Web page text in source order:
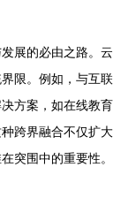
展的必由之路。云
限。例如，与互联
方案，如在线教育
跨界融合不仅扩大
突围中的重要性。